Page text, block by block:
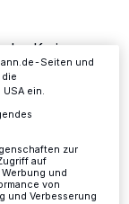
Kreises
im Düsseltal
klicken.
Seiten und
die
ein.
zur
auf
und
von
und Verbesserung